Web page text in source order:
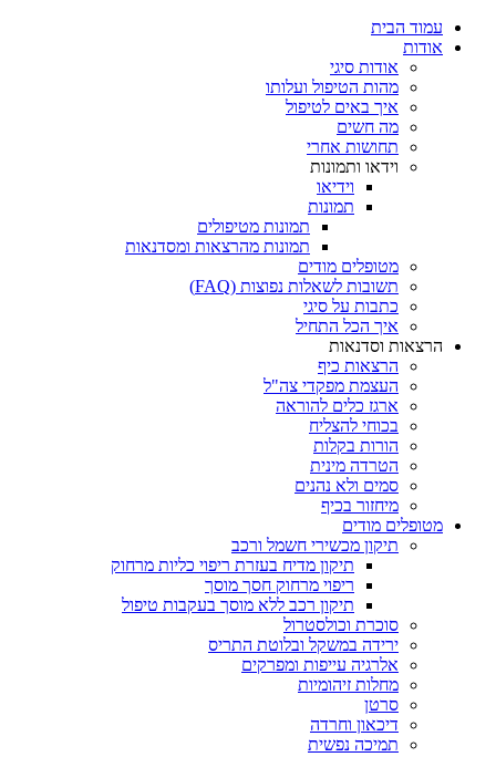
עמוד הבית
אודות
אודות סיגי
מהות הטיפול ועלותו
איך באים לטיפול
מה חשים
תחושות אחרי
וידאו ותמונות
וידיאו
תמונות
תמונות מטיפולים
תמונות מהרצאות ומסדנאות
מטופלים מודים
תשובות לשאלות נפוצות (FAQ)
כתבות על סיגי
איך הכל התחיל
הרצאות וסדנאות
הרצאות כיף
העצמת מפקדי צה"ל
ארגז כלים להוראה
בכוחי להצליח
הורות בקלות
הטרדה מינית
סמים ולא נהנים
מיחזור בכיף
מטופלים מודים
תיקון מכשירי חשמל ורכב
תיקון מדיח בעזרת ריפוי כליות מרחוק
ריפוי מרחוק חסך מוסך
תיקון רכב ללא מוסך בעקבות טיפול
סוכרת וכולסטרול
ירידה במשקל ובלוטת התריס
אלרגיה עייפות ומפרקים
מחלות זיהומיות
סרטן
דיכאון וחרדה
תמיכה נפשית